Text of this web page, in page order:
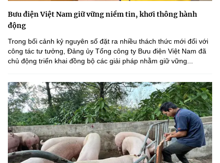
Bưu điện Việt Nam giữ vững niềm tin, khơi thông hành
động
Trong bối cảnh kỷ nguyên số đặt ra nhiều thách thức mới đối với
công tác tư tưởng, Đảng ủy Tổng công ty Bưu điện Việt Nam đã
chủ động triển khai đồng bộ các giải pháp nhằm giữ vững...